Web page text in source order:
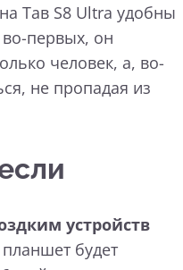
Тав S8 Ultra удобны
во-первых, он
человек, а, во-
не пропадая из
устройств
будет